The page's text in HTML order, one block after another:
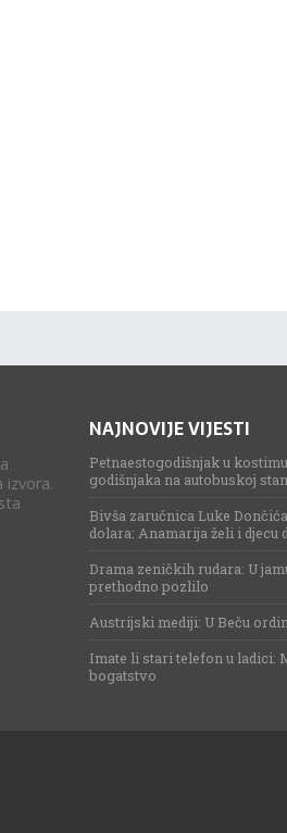
izvora.
NAJNOVIJE VIJESTI
Petnaestogodišnjak u
godišnjaka na autobuskoj
Bivša zaručnica Luke
dolara: Anamarija želi i djecu
Drama zeničkih rudara: U
prethodno pozlilo
Austrijski mediji: U Beču
Imate li stari telefon u ladici:
bogatstvo